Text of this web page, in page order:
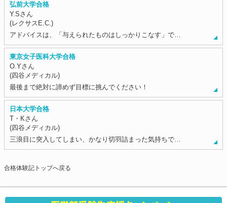
弘前大学合格
Y.Sさん
(レクサスE.C.)
アドバイスは、「与えられたものはしっかりこなす」で…
東京女子医科大学合格
O.Yさん
(四谷メディカル)
最後まで絶対に諦めず目標に挑んでください！
日本大学合格
T・Kさん
(四谷メディカル)
三浪目に突入してしまい、かなり切羽詰まった気持ちで…
合格体験記トップへ戻る